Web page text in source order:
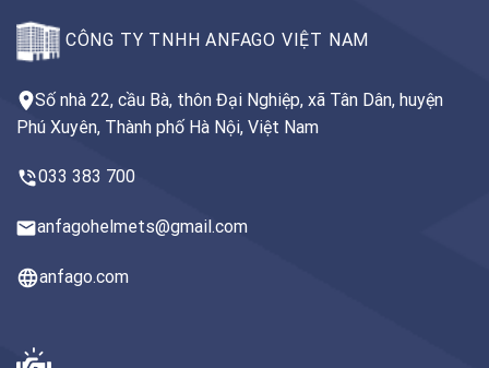
CÔNG TY TNHH ANFAGO VIỆT NAM
Số nhà 22, cầu Bà, thôn Đại Nghiệp, xã Tân Dân, huyện
Phú Xuyên, Thành phố Hà Nội, Việt Nam
033 383 700
anfagohelmets@gmail.com
anfago.com